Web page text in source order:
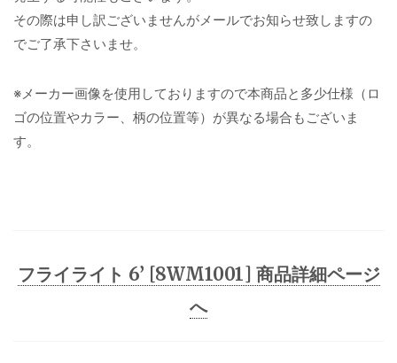
その際は申し訳ございませんがメールでお知らせ致しますの
でご了承下さいませ。
※メーカー画像を使用しておりますので本商品と多少仕様（ロ
ゴの位置やカラー、柄の位置等）が異なる場合もございま
す。
フライライト 6’ [8WM1001] 商品詳細ページ
へ